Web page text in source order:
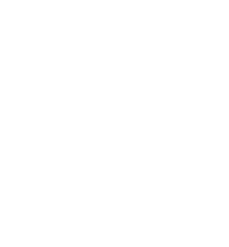
Campaña
para donar
cine y palomitas